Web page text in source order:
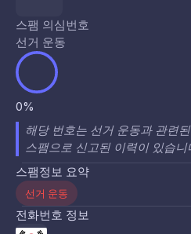
스팸 의심번호
선거 운동
0%
해당 번호는 선거 운동과 관련
스팸으로 신고된 이력이 있습니
스팸정보 요약
선거 운동
전화번호 정보